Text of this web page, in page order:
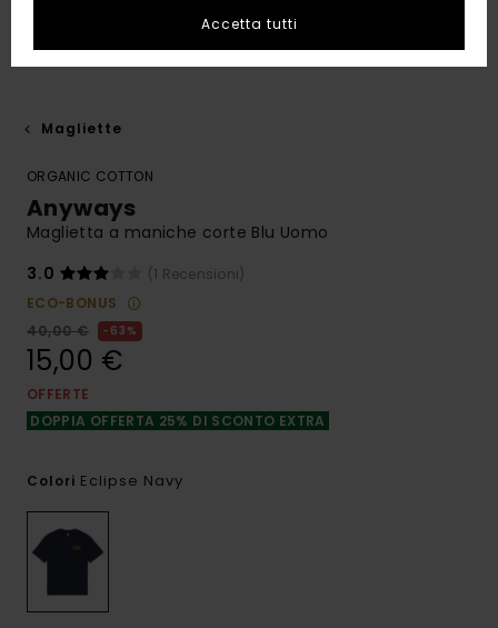
Magliette
ORGANIC COTTON
Anyways
Maglietta a maniche corte Blu Uomo
3.0
(1 Recensioni)
ECO-BONUS
40,00 €
63%
15,00 €
OFFERTE
DOPPIA OFFERTA 25% DI SCONTO EXTRA
Colori Eclipse Navy
Accetta tutti